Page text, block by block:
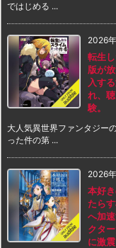
ではじめる ...
2026
転生
版が
入す
れ、
験。
大人気異世界ファンタジー
った件の第 ...
2026
本好
たら
へ加
クタ
に激